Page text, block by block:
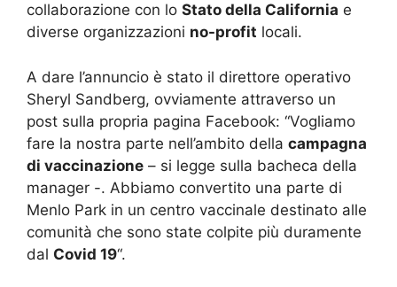
collaborazione con lo Stato della California e
diverse organizzazioni no-profit locali.
A dare l’annuncio è stato il direttore operativo
Sheryl Sandberg, ovviamente attraverso un
post sulla propria pagina Facebook: “Vogliamo
fare la nostra parte nell’ambito della campagna
di vaccinazione – si legge sulla bacheca della
manager -. Abbiamo convertito una parte di
Menlo Park in un centro vaccinale destinato alle
comunità che sono state colpite più duramente
dal Covid 19“.